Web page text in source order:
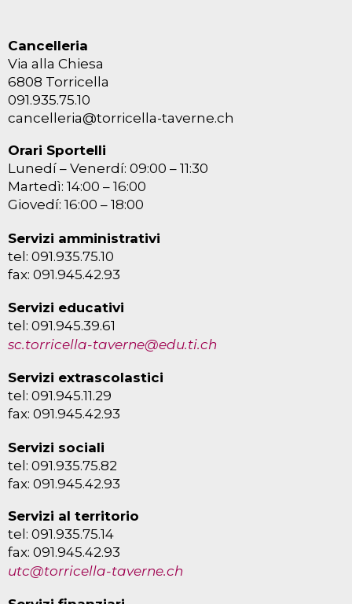
Cancelleria
Via alla Chiesa
6808 Torricella
091.935.75.10
cancelleria@torricella-taverne.ch
Orari Sportelli
Lunedí – Venerdí: 09:00 – 11:30
Martedì: 14:00 – 16:00
Giovedí: 16:00 – 18:00
Servizi amministrativi
tel: 091.935.75.10
fax: 091.945.42.93
Servizi educativi
tel: 091.945.39.61
sc.torricella-taverne@edu.ti.ch
Servizi extrascolastici
tel: 091.945.11.29
fax: 091.945.42.93
Servizi sociali
tel: 091.935.75.82
fax: 091.945.42.93
Servizi al territorio
tel: 091.935.75.14
fax: 091.945.42.93
utc@torricella-taverne.ch